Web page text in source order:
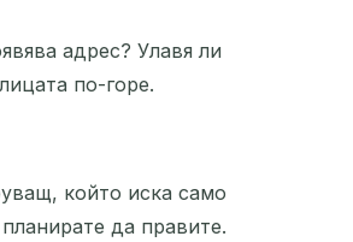
адрес? Улавя ли
по-горе.
който иска само
да правите.